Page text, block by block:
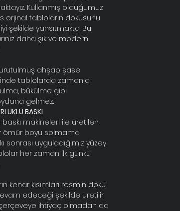
Kullanmış olduğumuz
orjinal tabloların dokusunu
şekilde yansıtmakta. Bu
daha şık ve modern
ahşap şase
tablolarda zamanla
bükülme gibi
gelmez.
BASKI
baskı makineleri ile üretilen
ömür boyu solmama
sonrası uyguladığımız yüzey
her zaman ilk günkü
kenar kısımları resmin doku
edeceği şekilde üretilir.
ihtiyaç olmadan da